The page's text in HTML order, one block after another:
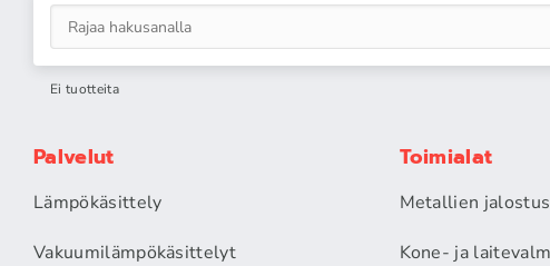
Ei tuotteita
Palvelut
Lämpökäsittely
Vakuumilämpökäsittelyt
Toimialat
Metallien jalostus
Kone- ja